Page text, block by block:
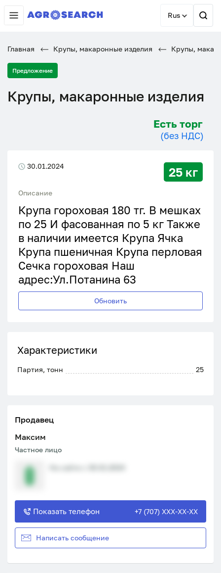
Rus
Главная Крупы, макаронные изделия Крупы,
Предложение
Крупы, макаронные изделия
Есть торг
(без НДС)
30.01.2024 25 кг
Описание
Крупа гороховая 180 тг. В мешках
по 25 И фасованная по 5 кг Также
в наличии имеется Крупа Ячка
Крупа пшеничная Крупа перловая
Сечка гороховая Наш
адрес:Ул.Потанина 63
Обновить
Характеристики
Партия, тонн 25
Продавец
Максим
Частное лицо
Показать телефон +7 (707) XXX-XX-XX
Написать сообщение